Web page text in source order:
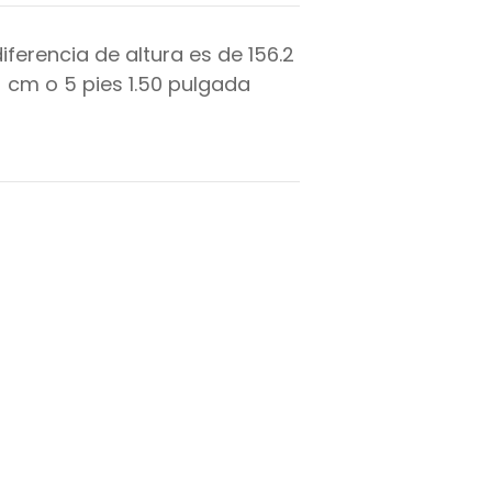
de altura es de 156.2
cm o 5 pies 1.50 pulgada